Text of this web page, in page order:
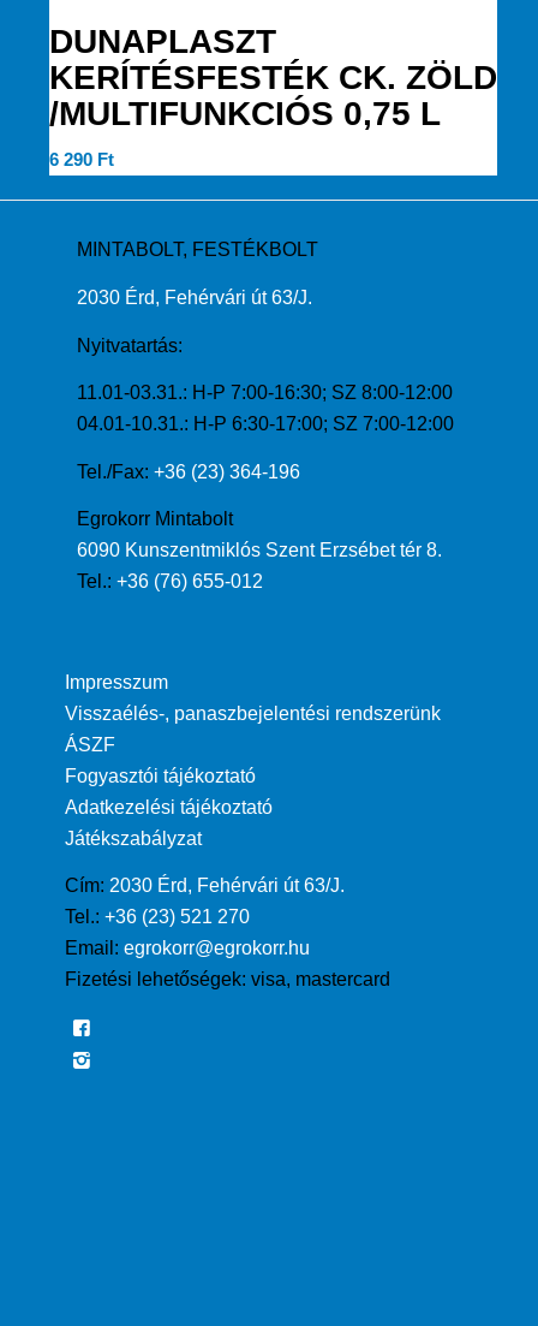
DUNAPLASZT
KERÍTÉSFESTÉK CK. ZÖLD
/MULTIFUNKCIÓS 0,75 L
6 290 Ft
MINTABOLT, FESTÉKBOLT
2030 Érd, Fehérvári út 63/J.
Nyitvatartás:
11.01-03.31.: H-P 7:00-16:30; SZ 8:00-12:00
04.01-10.31.: H-P 6:30-17:00; SZ 7:00-12:00
Tel./Fax: +36 (23) 364-196
Egrokorr Mintabolt
6090 Kunszentmiklós Szent Erzsébet tér 8.
Tel.: +36 (76) 655-012
Impresszum
Visszaélés-, panaszbejelentési rendszerünk
ÁSZF
Fogyasztói tájékoztató
Adatkezelési tájékoztató
Játékszabályzat
Cím: 2030 Érd, Fehérvári út 63/J.
Tel.: +36 (23) 521 270
Email: egrokorr@egrokorr.hu
Fizetési lehetőségek: visa, mastercard